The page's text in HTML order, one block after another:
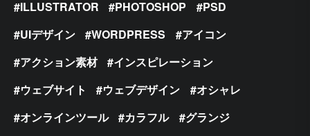
ILLUSTRATOR
PHOTOSHOP
PSD
UIデザイン
WORDPRESS
アイコン
アクション素材
インスピレーション
ウェブサイト
ウェブデザイン
オシャレ
オンラインツール
カラフル
グランジ